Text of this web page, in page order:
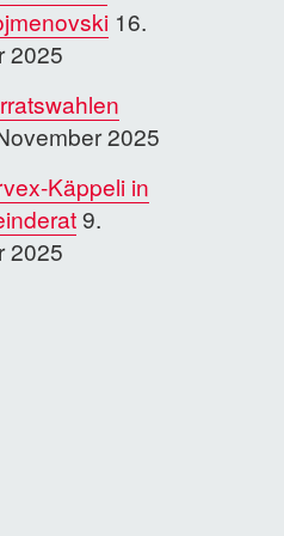
16.
2025
2025
Käppeli in
9.
2025